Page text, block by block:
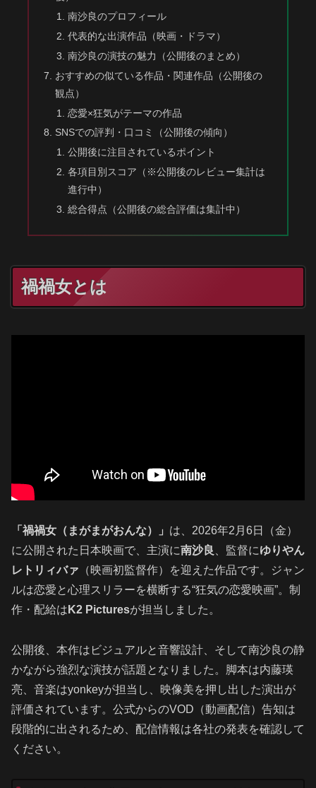
南沙良のプロフィール
代表的な出演作品（映画・ドラマ）
南沙良の演技の魅力（公開後のまとめ）
おすすめの似ている作品・関連作品（公開後の
観点）
恋愛×狂気がテーマの作品
SNSでの評判・口コミ（公開後の傾向）
公開後に注目されているポイント
各項目別スコア（※公開後のレビュー集計は
進行中）
総合得点（公開後の総合評価は集計中）
禍禍女とは
「禍禍女（まがまがおんな）」 は、2026年2月6日（金）
に公開された日本映画で、主演に南沙良 、監督にゆりやん
レトリィバァ （映画初監督作）を迎えた作品です。ジャン
ルは恋愛と心理スリラーを横断する“狂気の恋愛映画”。制
作・配給は K2 Picturesが担当しました。
公開後、本作はビジュアルと音響設計、そして南沙良の静
かながら強烈な演技が話題となりました。脚本は内藤瑛
亮、音楽はyonkeyが担当し、映像美を押し出した演出が
評価されています。公式からのVOD（動画配信）告知は
段階的に出されるため、配信情報は各社の発表を確認して
ください。